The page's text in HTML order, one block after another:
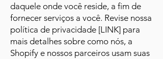
daquele onde você reside, a fim de
fornecer serviços a você. Revise nossa
política de privacidade [LINK] para
mais detalhes sobre como nós, a
Shopify e nossos parceiros usam suas